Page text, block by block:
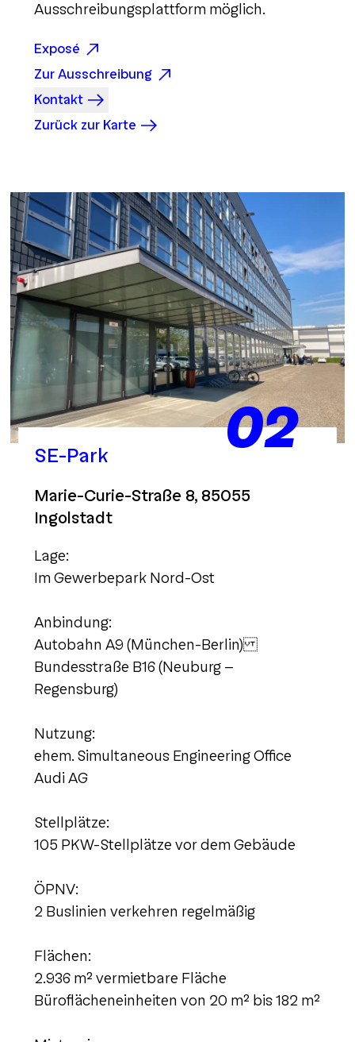
Ausschreibungsplattform möglich.
Exposé
Zur Ausschreibung
Kontakt
Zurück zur Karte
02
SE-Park
Marie-Curie-Straße 8, 85055
Ingolstadt
Lage:
Im Gewerbepark Nord-Ost
Anbindung:
Autobahn A9 (München-Berlin)
Bundesstraße B16 (Neuburg –
Regensburg)
Nutzung:
ehem. Simultaneous Engineering Office
Audi AG
Stellplätze:
105 PKW-Stellplätze vor dem Gebäude
ÖPNV:
2 Buslinien verkehren regelmäßig
Flächen:
2.936 m² vermietbare Fläche
Büroflächeneinheiten von 20 m² bis 182 m²